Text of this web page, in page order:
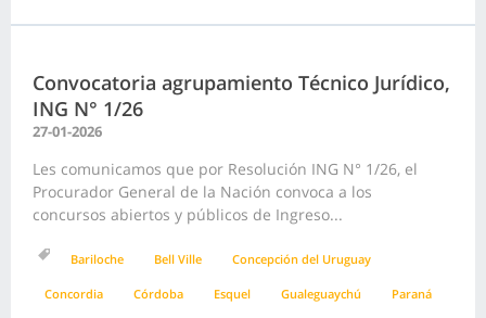
Convocatoria agrupamiento Técnico Jurídico,
ING N° 1/26
27-01-2026
Les comunicamos que por Resolución ING N° 1/26, el
Procurador General de la Nación convoca a los
concursos abiertos y públicos de Ingreso...
Bariloche Bell Ville Concepción del Uruguay
Concordia Córdoba Esquel Gualeguaychú Paraná